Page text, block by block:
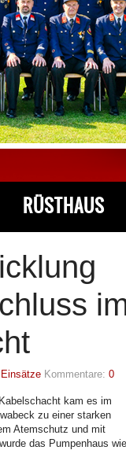
RÜSTHAUS
Einsätze Kommentare: 0
kam es im
zu einer starken
Atemschutz und mit
das Pumpenhaus